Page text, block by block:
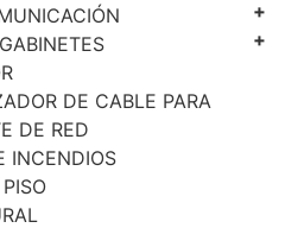
DE CABLE PARA
DE RED
INCENDIOS